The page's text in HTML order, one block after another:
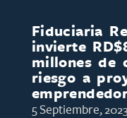
Fiduciaria
invierte
millones de
riesgo a
5 Septiembre,